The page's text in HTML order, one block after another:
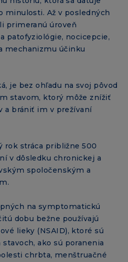
minulosti. Až v posledných
primeranú úroveň
patofyziológie, nocicepcie,
mechanizmu účinku
je bez ohľadu na svoj pôvod
stavom, ktorý môže znížiť
a brániť im v prežívaní
rok stráca približne 500
v dôsledku chronickej a
spoločenským a
na symptomatickú
dobu bežne používajú
lieky (NSAID), ktoré sú
ako sú poranenia
chrbta, menštruačné